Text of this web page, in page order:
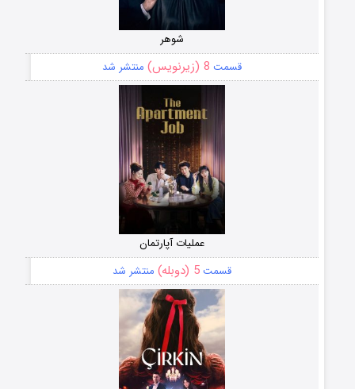
شوهر
قسمت 8 (زیرنویس) منتشر شد
عملیات آپارتمان
قسمت5 (دوبله) منتشر شد